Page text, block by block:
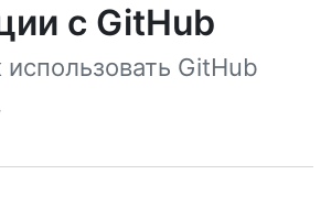
с GitHub
использовать GitHub